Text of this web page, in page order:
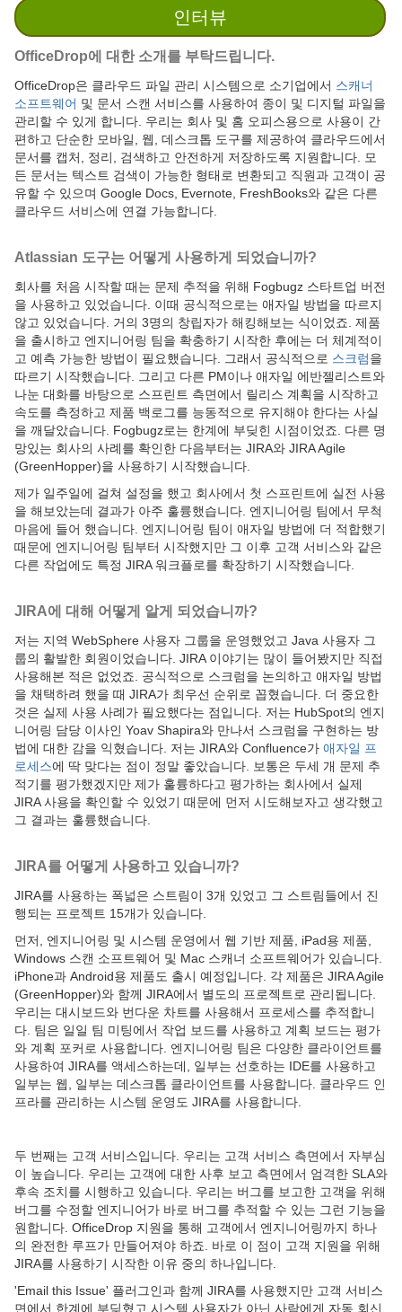
인터뷰
OfficeDrop에 대한 소개를 부탁드립니다.
OfficeDrop은 클라우드 파일 관리 시스템으로 소기업에서 스캐너
소프트웨어 및 문서 스캔 서비스를 사용하여 종이 및 디지털 파일을
관리할 수 있게 합니다. 우리는 회사 및 홈 오피스용으로 사용이 간
편하고 단순한 모바일, 웹, 데스크톱 도구를 제공하여 클라우드에서
문서를 캡처, 정리, 검색하고 안전하게 저장하도록 지원합니다. 모
든 문서는 텍스트 검색이 가능한 형태로 변환되고 직원과 고객이 공
유할 수 있으며 Google Docs, Evernote, FreshBooks와 같은 다른
클라우드 서비스에 연결 가능합니다.
Atlassian 도구는 어떻게 사용하게 되었습니까?
회사를 처음 시작할 때는 문제 추적을 위해 Fogbugz 스타트업 버전
을 사용하고 있었습니다. 이때 공식적으로는 애자일 방법을 따르지
않고 있었습니다. 거의 3명의 창립자가 해킹해보는 식이었죠. 제품
을 출시하고 엔지니어링 팀을 확충하기 시작한 후에는 더 체계적이
고 예측 가능한 방법이 필요했습니다. 그래서 공식적으로 스크럼을
따르기 시작했습니다. 그리고 다른 PM이나 애자일 에반젤리스트와
나눈 대화를 바탕으로 스프린트 측면에서 릴리스 계획을 시작하고
속도를 측정하고 제품 백로그를 능동적으로 유지해야 한다는 사실
을 깨달았습니다. Fogbugz로는 한계에 부딪힌 시점이었죠. 다른 명
망있는 회사의 사례를 확인한 다음부터는 JIRA와 JIRA Agile
(GreenHopper)을 사용하기 시작했습니다.
제가 일주일에 걸쳐 설정을 했고 회사에서 첫 스프린트에 실전 사용
을 해보았는데 결과가 아주 훌륭했습니다. 엔지니어링 팀에서 무척
마음에 들어 했습니다. 엔지니어링 팀이 애자일 방법에 더 적합했기
때문에 엔지니어링 팀부터 시작했지만 그 이후 고객 서비스와 같은
다른 작업에도 특정 JIRA 워크플로를 확장하기 시작했습니다.
JIRA에 대해 어떻게 알게 되었습니까?
저는 지역 WebSphere 사용자 그룹을 운영했었고 Java 사용자 그
룹의 활발한 회원이었습니다. JIRA 이야기는 많이 들어봤지만 직접
사용해본 적은 없었죠. 공식적으로 스크럼을 논의하고 애자일 방법
을 채택하려 했을 때 JIRA가 최우선 순위로 꼽혔습니다. 더 중요한
것은 실제 사용 사례가 필요했다는 점입니다. 저는 HubSpot의 엔지
니어링 담당 이사인 Yoav Shapira와 만나서 스크럼을 구현하는 방
법에 대한 감을 익혔습니다. 저는 JIRA와 Confluence가 애자일 프
로세스에 딱 맞다는 점이 정말 좋았습니다. 보통은 두세 개 문제 추
적기를 평가했겠지만 제가 훌륭하다고 평가하는 회사에서 실제
JIRA 사용을 확인할 수 있었기 때문에 먼저 시도해보자고 생각했고
그 결과는 훌륭했습니다.
JIRA를 어떻게 사용하고 있습니까?
JIRA를 사용하는 폭넓은 스트림이 3개 있었고 그 스트림들에서 진
행되는 프로젝트 15개가 있습니다.
먼저, 엔지니어링 및 시스템 운영에서 웹 기반 제품, iPad용 제품,
Windows 스캔 소프트웨어 및 Mac 스캐너 소프트웨어가 있습니다.
iPhone과 Android용 제품도 출시 예정입니다. 각 제품은 JIRA Agile
(GreenHopper)와 함께 JIRA에서 별도의 프로젝트로 관리됩니다.
우리는 대시보드와 번다운 차트를 사용해서 프로세스를 추적합니
다. 팀은 일일 팀 미팅에서 작업 보드를 사용하고 계획 보드는 평가
와 계획 포커로 사용합니다. 엔지니어링 팀은 다양한 클라이언트를
사용하여 JIRA를 액세스하는데, 일부는 선호하는 IDE를 사용하고
일부는 웹, 일부는 데스크톱 클라이언트를 사용합니다. 클라우드 인
프라를 관리하는 시스템 운영도 JIRA를 사용합니다.
두 번째는 고객 서비스입니다. 우리는 고객 서비스 측면에서 자부심
이 높습니다. 우리는 고객에 대한 사후 보고 측면에서 엄격한 SLA와
후속 조치를 시행하고 있습니다. 우리는 버그를 보고한 고객을 위해
버그를 수정할 엔지니어가 바로 버그를 추적할 수 있는 그런 기능을
원합니다. OfficeDrop 지원을 통해 고객에서 엔지니어링까지 하나
의 완전한 루프가 만들어져야 하죠. 바로 이 점이 고객 지원을 위해
JIRA를 사용하기 시작한 이유 중의 하나입니다.
'Email this Issue' 플러그인과 함께 JIRA를 사용했지만 고객 서비스
면에서 한계에 부딪혔고 시스템 사용자가 아닌 사람에게 자동 회신